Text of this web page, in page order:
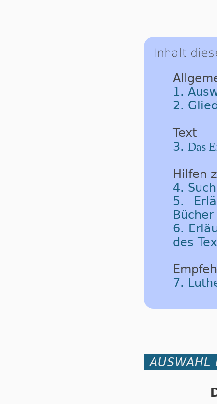
Inhalt
1.
2.
Text
3. Das
Hilfen
4.
5.
6.
des
7.
AUSWAHL